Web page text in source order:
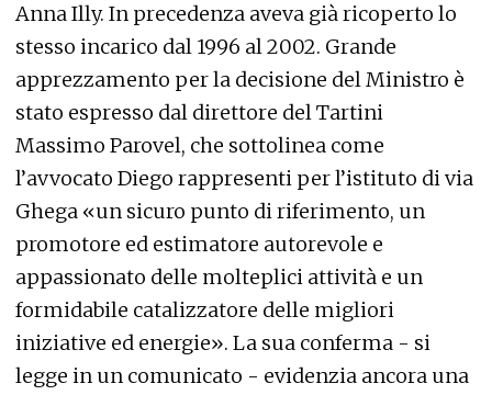
Anna Illy. In precedenza aveva già ricoperto lo
stesso incarico dal 1996 al 2002. Grande
apprezzamento per la decisione del Ministro è
stato espresso dal direttore del Tartini
Massimo Parovel, che sottolinea come
l’avvocato Diego rappresenti per l’istituto di via
Ghega «un sicuro punto di riferimento, un
promotore ed estimatore autorevole e
appassionato delle molteplici attività e un
formidabile catalizzatore delle migliori
iniziative ed energie». La sua conferma - si
legge in un comunicato - evidenzia ancora una